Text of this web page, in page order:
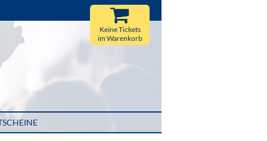
Keine Tickets
im Warenkorb